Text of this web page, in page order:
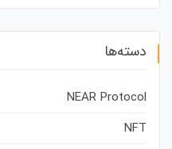
دسته‌ها
NEAR Protocol
NFT